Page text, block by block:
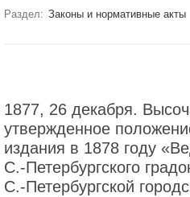
Раздел: Законы и нормативные акты
1877, 26 декабря.
утвержденное
издания в 1878 году
С.‑Петербургского
С.‑Петербургской